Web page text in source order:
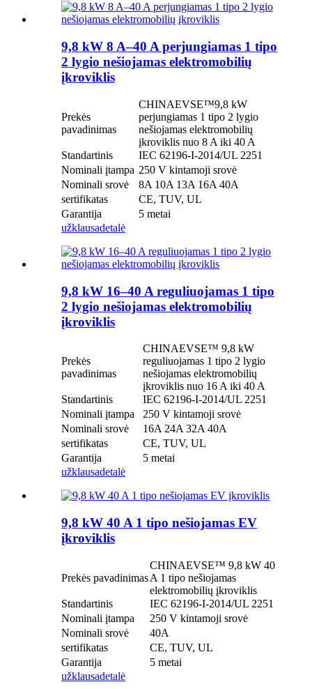
9,8 kW 8 A–40 A perjungiamas 1 tipo
2 lygio nešiojamas elektromobilių
įkroviklis
Prekės
pavadinimas
CHINAEVSE™️9,8 kW
perjungiamas 1 tipo 2 lygio
nešiojamas elektromobilių
įkroviklis nuo 8 A iki 40 A
Standartinis
IEC 62196-I-2014/UL 2251
Nominali įtampa 250 V kintamoji srovė
Nominali srovė
8A 10A 13A 16A 40A
sertifikatas
CE, TUV, UL
Garantija
5 metai
užklausadetalė
9,8 kW 16–40 A reguliuojamas 1 tipo
2 lygio nešiojamas elektromobilių
įkroviklis
Prekės
pavadinimas
CHINAEVSE™️ 9,8 kW
reguliuojamas 1 tipo 2 lygio
nešiojamas elektromobilių
įkroviklis nuo 16 A iki 40 A
Standartinis
IEC 62196-I-2014/UL 2251
Nominali įtampa
250 V kintamoji srovė
Nominali srovė
16A 24A 32A 40A
sertifikatas
CE, TUV, UL
Garantija
5 metai
užklausadetalė
9,8 kW 40 A 1 tipo nešiojamas EV
įkroviklis
Prekės pavadinimas
CHINAEVSE™️ 9,8 kW 40
A 1 tipo nešiojamas
elektromobilių įkroviklis
Standartinis
IEC 62196-I-2014/UL 2251
Nominali įtampa
250 V kintamoji srovė
Nominali srovė
40A
sertifikatas
CE, TUV, UL
Garantija
5 metai
užklausadetalė